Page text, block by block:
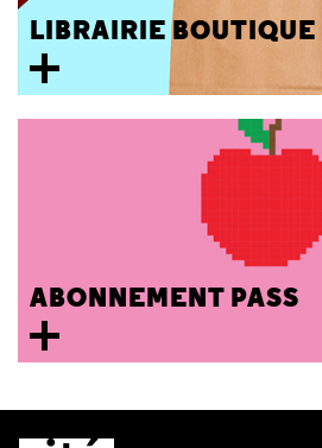
LIBRAIRIE BOUTIQUE
ABONNEMENT PASS